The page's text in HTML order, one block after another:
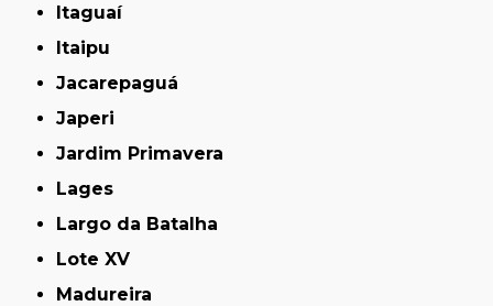
Itaguaí
Itaipu
Jacarepaguá
Japeri
Jardim Primavera
Lages
Largo da Batalha
Lote XV
Madureira